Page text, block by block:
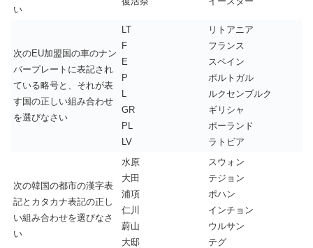
い
次のEU加盟国の車のナン
バープレートに表記され
ている略号と、それが表
す国の正しい組み合わせ
を選びなさい
LT
F
E
P
L
GR
PL
LV
リトアニア
フランス
スペイン
ポルトガル
ルクセンブルク
ギリシャ
ポーランド
ラトビア
次の韓国の都市の漢字表
記とカタカナ表記の正し
い組み合わせを選びなさ
い
水原
大田
浦項
仁川
蔚山
大邸
スウォン
テジョン
ポハン
インチョン
ウルサン
テグ